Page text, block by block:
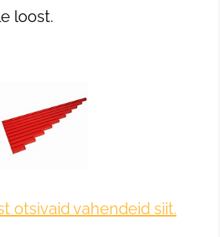
loost.
otsivaid vahendeid siit.